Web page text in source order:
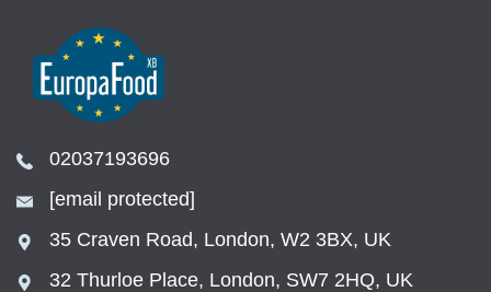
02037193696
[email protected]
35 Craven Road, London, W2 3BX, UK
32 Thurloe Place, London, SW7 2HQ, UK